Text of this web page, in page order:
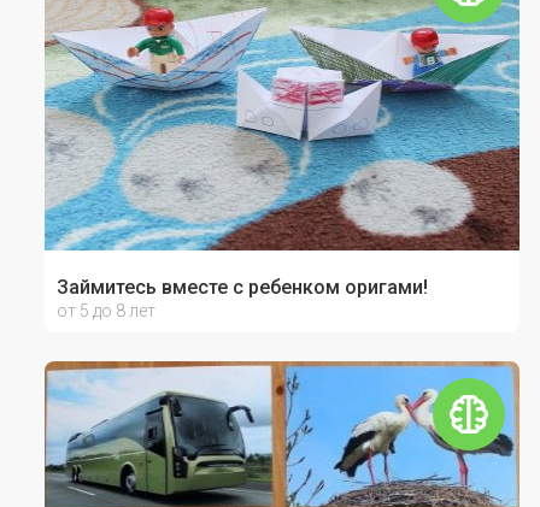
Займитесь вместе с ребенком оригами!
от 5 до 8 лет